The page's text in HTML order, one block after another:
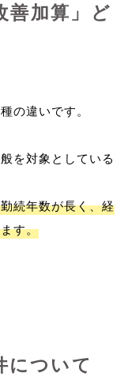
善加算」ど
の違いです。
を対象としている
続年数が長く、経
す。
について